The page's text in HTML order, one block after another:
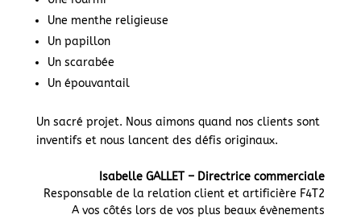
Une menthe religieuse
Un papillon
Un scarabée
Un épouvantail
Un sacré projet. Nous aimons quand nos clients sont
inventifs et nous lancent des défis originaux.
Isabelle GALLET – Directrice commerciale
Responsable de la relation client et artificière F4T2
A vos côtés lors de vos plus beaux évènements